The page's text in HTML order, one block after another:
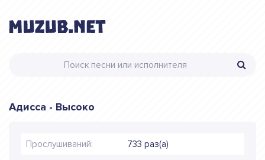
Адисса - Высоко
Прослушиваний: 733 раз(а)